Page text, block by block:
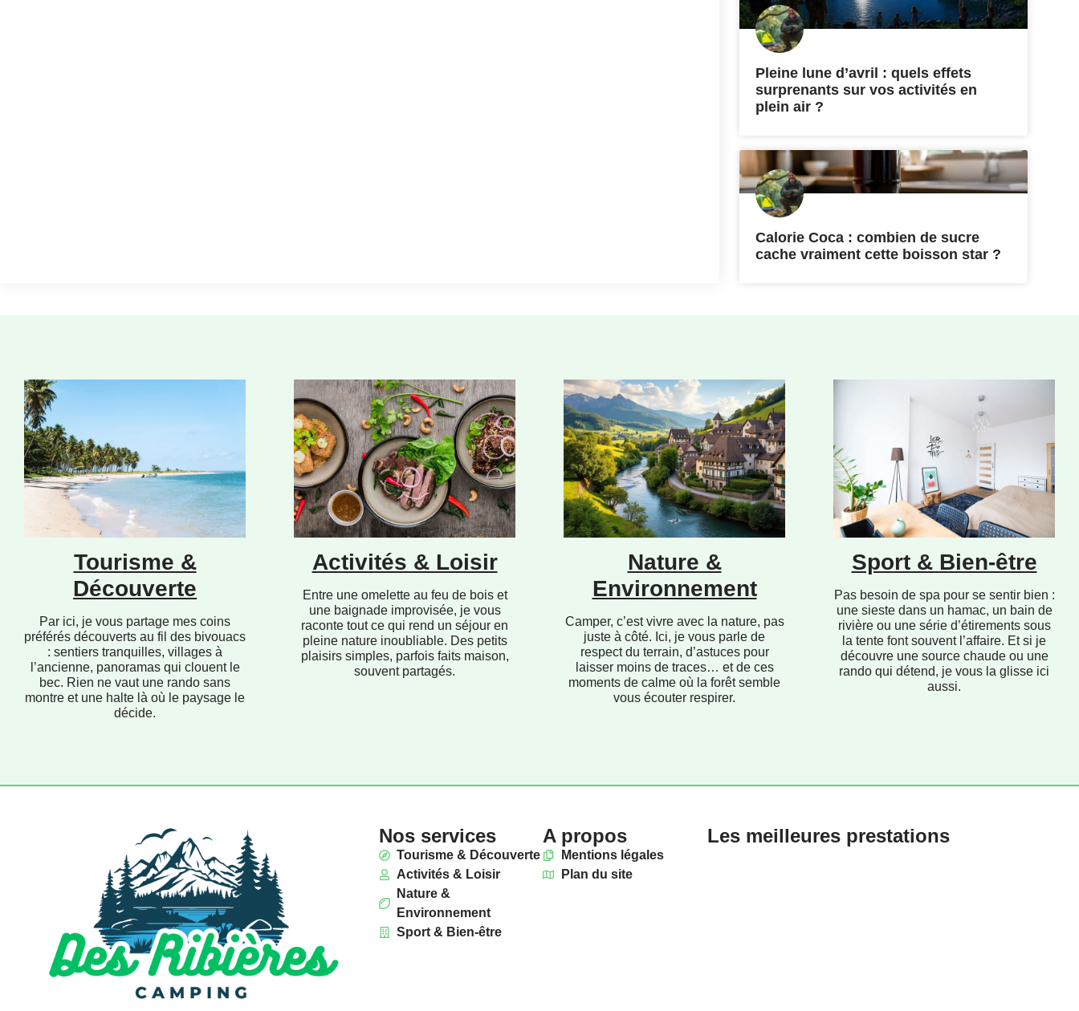
Pleine lune d’avril : quels effets
surprenants sur vos activités en
plein air ?
Calorie Coca : combien de sucre
cache vraiment cette boisson star ?
Tourisme &
Découverte
Par ici, je vous partage mes coins
préférés découverts au fil des bivouacs
: sentiers tranquilles, villages à
l’ancienne, panoramas qui clouent le
bec. Rien ne vaut une rando sans
montre et une halte là où le paysage le
décide.
Activités & Loisir
Entre une omelette au feu de bois et
une baignade improvisée, je vous
raconte tout ce qui rend un séjour en
pleine nature inoubliable. Des petits
plaisirs simples, parfois faits maison,
souvent partagés.
Nature &
Environnement
Camper, c’est vivre avec la nature, pas
juste à côté. Ici, je vous parle de
respect du terrain, d’astuces pour
laisser moins de traces… et de ces
moments de calme où la forêt semble
vous écouter respirer.
Sport & Bien-être
Pas besoin de spa pour se sentir bien :
une sieste dans un hamac, un bain de
rivière ou une série d’étirements sous
la tente font souvent l’affaire. Et si je
découvre une source chaude ou une
rando qui détend, je vous la glisse ici
aussi.
Nos services
Tourisme & Découverte
Activités & Loisir
Nature &
Environnement
Sport & Bien-être
A propos
Mentions légales
Plan du site
Les meilleures prestations